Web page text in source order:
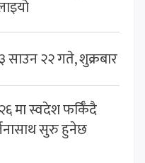
२२ गते, शुक्रबार
मा स्वदेश फर्किँदै
सुरु हुनेछ